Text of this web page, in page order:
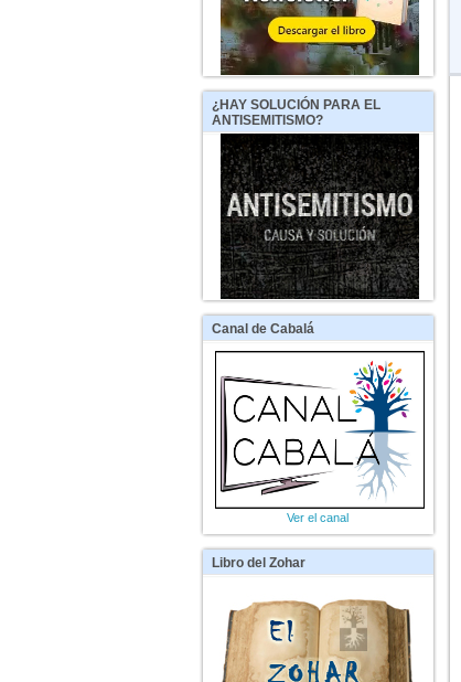
¿HAYSOLUCIÓN PARA EL
ANTISEMITISMO?
Canal de Cabalá
Ver el canal
Librodel Zohar